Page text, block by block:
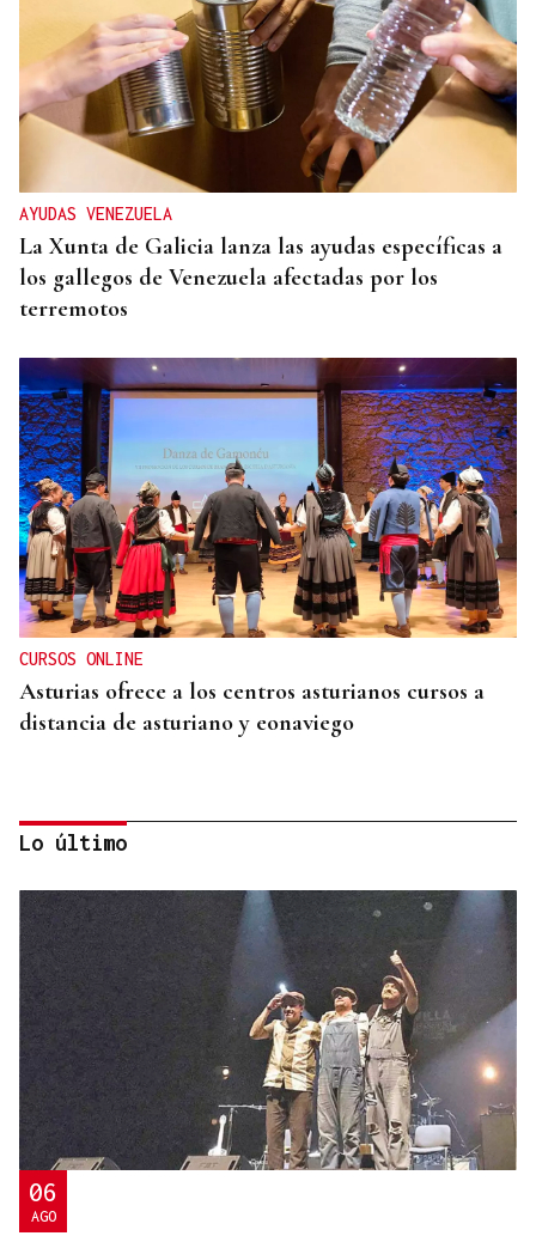
AYUDAS VENEZUELA
La Xunta de Galicia lanza las ayudas específicas a
los gallegos de Venezuela afectadas por los
terremotos
CURSOS ONLINE
Asturias ofrece a los centros asturianos cursos a
distancia de asturiano y eonaviego
CONCIERTO EN PARÍS
La música de Vigo conquista París con una misa
solemne y dos memorables conciertos
Lo último
06
AGO